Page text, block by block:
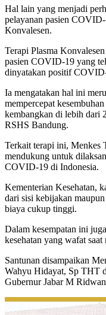
Hal lain yang menjadi
pelayanan pasien
Konvalesen.
Terapi Plasma
pasien COVID-19 yang
dinyatakan positif
Ia mengatakan hal ini
mempercepat
kembangkan di lebih dari
RSHS Bandung.
Terkait terapi ini, Menkes
mendukung untuk
COVID-19 di Indonesia.
Kementerian Kesehatan,
dari sisi kebijakan
biaya cukup tinggi.
Dalam kesempatan ini
kesehatan yang wafat
Santunan disampaikan
Wahyu Hidayat, Sp THT
Gubernur Jabar M